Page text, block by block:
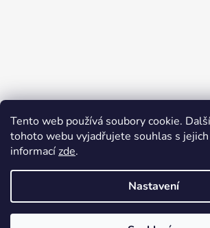
Tento web používá soubory cookie.
tohoto webu vyjadřujete souhlas s
informacízde.
Nastavení
Vytvořil Shoptet|